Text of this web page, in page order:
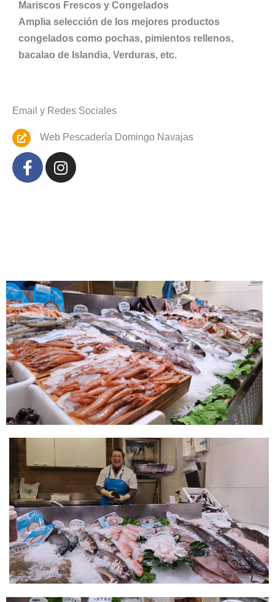
Mariscos Frescos y Congelados
Amplia selección de los mejores productos
congelados como pochas, pimientos rellenos,
bacalao de Islandia, Verduras, etc.
Email y Redes Sociales
Web Pescadería Domingo Navajas
FacebookInstagram